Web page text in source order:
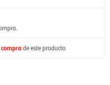
de este producto